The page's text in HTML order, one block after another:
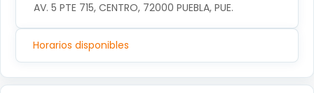
AV. 5 PTE 715, CENTRO, 72000 PUEBLA, PUE.
Horarios disponibles